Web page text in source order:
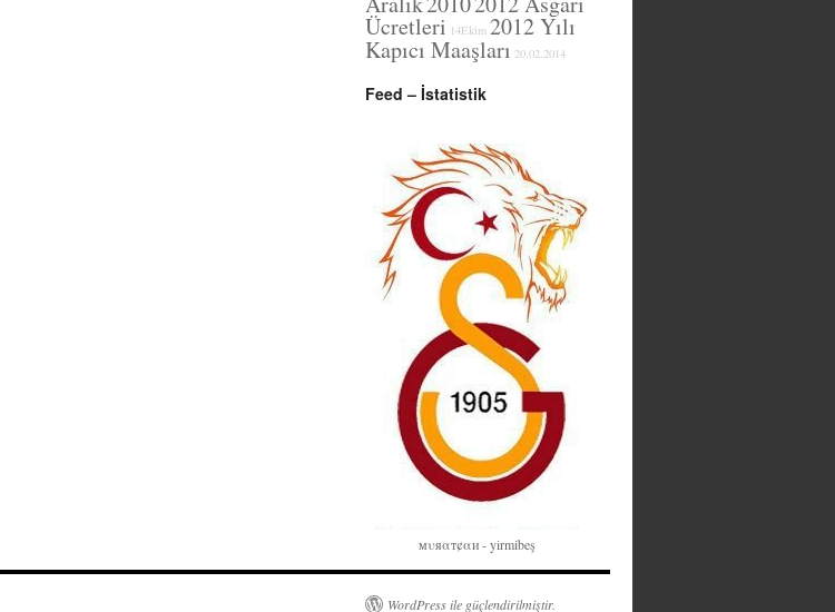
Ücretleri 14Ekim 2012 Yılı
Kapıcı Maaşları 20.02.2014
Feed – İstatistik
мυяαт¢αи - yirmibeş
WordPress ile güçlendirilmiştir.